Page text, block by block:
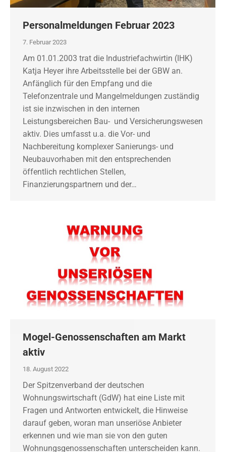
Personalmeldungen Februar 2023
7. Februar 2023
Am 01.01.2003 trat die Industriefachwirtin (IHK)
Katja Heyer ihre Arbeitsstelle bei der GBW an.
Anfänglich für den Empfang und die
Telefonzentrale und Mangelmeldungen zuständig
ist sie inzwischen in den internen
Leistungsbereichen Bau- und Versicherungswesen
aktiv. Dies umfasst u.a. die Vor- und
Nachbereitung komplexer Sanierungs- und
Neubauvorhaben mit den entsprechenden
öffentlich rechtlichen Stellen,
Finanzierungspartnern und der…
Mogel-Genossenschaften am Markt
aktiv
18. August 2022
Der Spitzenverband der deutschen
Wohnungswirtschaft (GdW) hat eine Liste mit
Fragen und Antworten entwickelt, die Hinweise
darauf geben, woran man unseriöse Anbieter
erkennen und wie man sie von den guten
Wohnungsgenossenschaften unterscheiden kann.